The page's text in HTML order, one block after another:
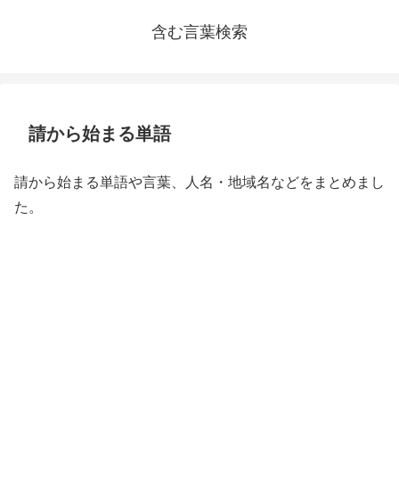
含む言葉検索
請から始まる単語
請から始まる単語や言葉、人名・地域名などをまとめまし
た。